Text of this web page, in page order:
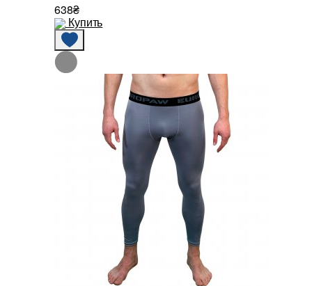
638₴
Купить